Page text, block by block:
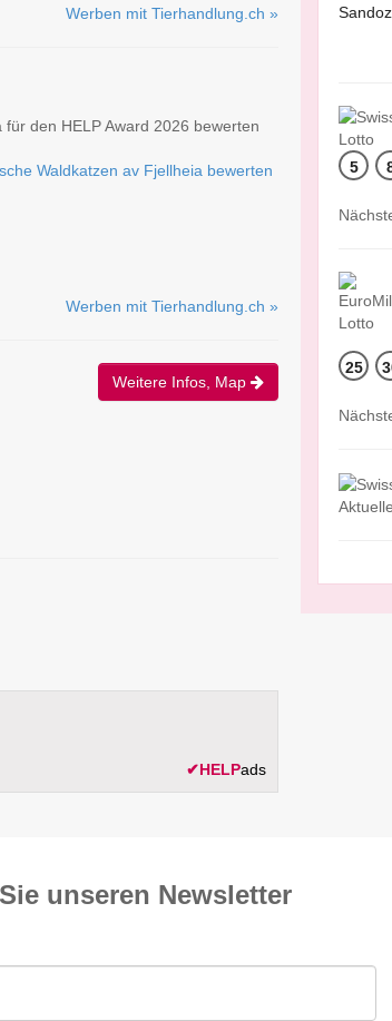
Werben mit Tierhandlung.ch »
den HELP Award 2026 bewerten
Waldkatzen av Fjellheia bewerten
Werben mit Tierhandlung.ch »
Weitere Infos, Map
✔HELPads
5
25
unseren News­letter